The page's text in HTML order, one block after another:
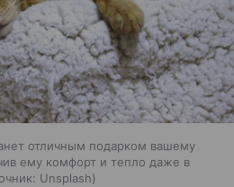
отличным подарком вашему
ему комфорт и тепло даже в
Unsplash